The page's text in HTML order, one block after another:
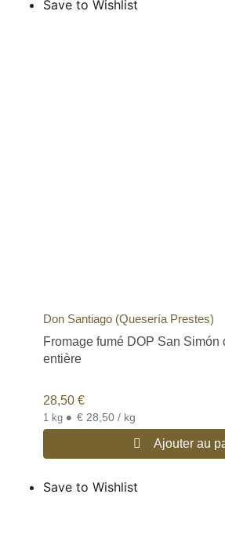
Save to Wishlist
Don Santiago (Quesería Prestes)
Fromage fumé DOP San Simón
entière
28,50 €
1 kg • € 28,50 / kg
Ajouter au
Save to Wishlist